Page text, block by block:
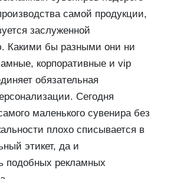
самой продукции,
заслуженной
Какими бы разными они ни
корпоративные и vip
обязательная
Сегодня
маленького сувенира без
плохо списывается в
этикет, да и
подобных рекламных